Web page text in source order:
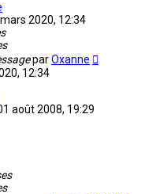
2020, 12:34
parOxanne
12:34
août 2008, 19:29